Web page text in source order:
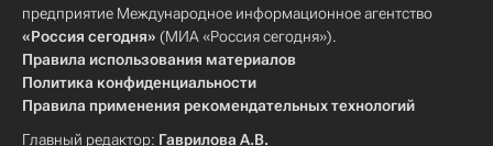
предприятие Международное информационное агентство
«Россия сегодня» (МИА «Россия сегодня»).
Правила использования материалов
Политика конфиденциальности
Правила применения рекомендательных технологий
Главный редактор: Гаврилова А.В.